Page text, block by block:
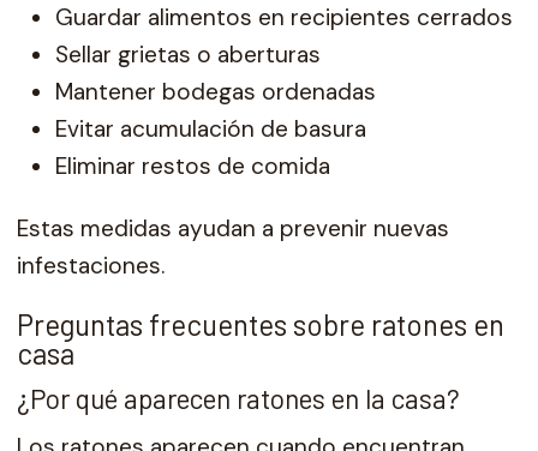
Guardar alimentos en recipientes cerrados
Sellar grietas o aberturas
Mantener bodegas ordenadas
Evitar acumulación de basura
Eliminar restos de comida
Estas medidas ayudan a prevenir nuevas
infestaciones.
Preguntas frecuentes sobre ratones en
casa
¿Por qué aparecen ratones en la casa?